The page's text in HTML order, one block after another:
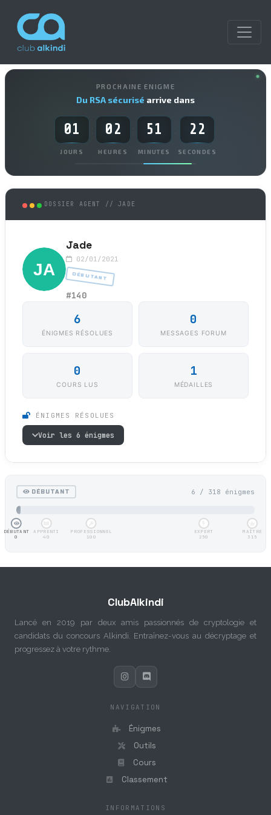
PROCHAINE ENIGME
Du RSA sécurisé arrive dans
01
JOURS
02
HEURES
51
MINUTES
22
SECONDES
DOSSIER AGENT // JADE
Jade
02/01/2021
DÉBUTANT
#140
6
ÉNIGMES RÉSOLUES
0
MESSAGES FORUM
0
COURS LUS
1
MÉDAILLES
ÉNIGMES RÉSOLUES
Voir les 6 énigmes
DÉBUTANT 6 / 318 énigmes
DÉBUTANT
0
APPRENTI
40
PROFESSIONNEL
100
EXPERT
250
MAÎTRE
315
ClubAlkindi
Lancé en 2019 par deux amis passionnés de cryptologie et
candidats du concours Alkindi. Entraînez-vous au décryptage et
progressez à votre rythme.
NAVIGATION
Énigmes
Outils
Cours
Classement
INFORMATIONS